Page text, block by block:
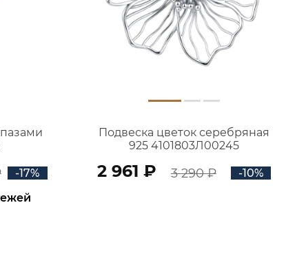
-17%
Подвеска цветок серебряная
925 4101803Л00245
2 961 ₽ 3 290 ₽ -10%